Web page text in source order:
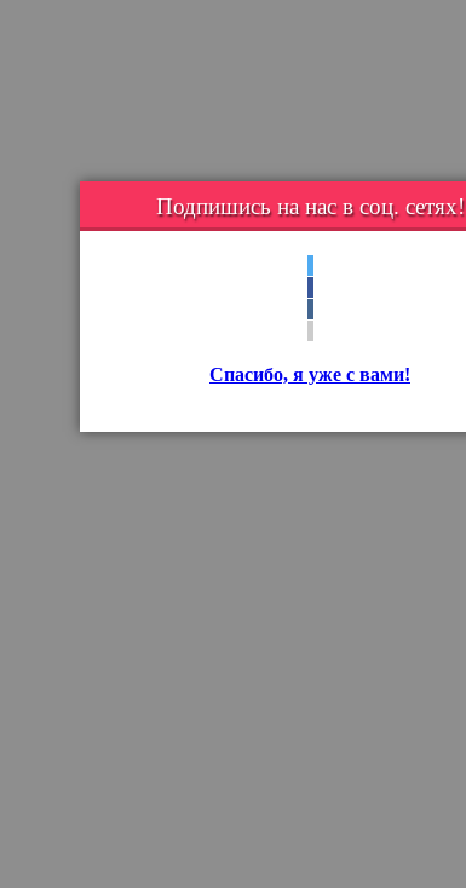
Подпишись на нас в соц. сетях!
Спасибо, я уже с вами!